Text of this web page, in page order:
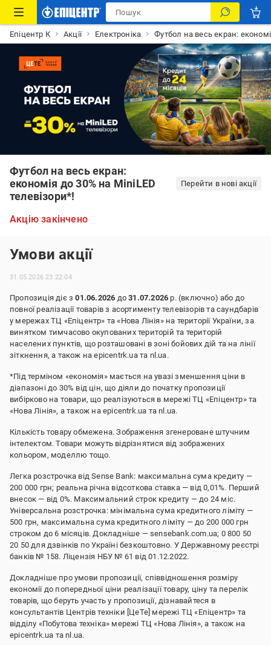
Епіцентр К Акції Електроніка Футбол на весь екран:
Футбол на весь екран:
економія до 30% на MiniLED
телевізори*!
Перейти в нові акції
Акцію закінчено
Умови акції
31.05.2026 23:22:04
Пропозиція діє з01.06.2026 до31.07.2026 р. (включно) або до
повної реалізації товарів з асортименту телевізорів та саундбарів
у мережах ТЦ «Епіцентр» та «Нова Лінія» на території України, за
винятком тимчасово окупованих територій та територій
населених пунктів, що розташовані в зоні бойових дій та на лінії
зіткнення, а також на epicentrk.ua та nl.ua.
*Під терміном «економія» мається на увазі зменшення ціни в
діапазоні до 30% від цін, що діяли до початку пропозиції
вибірково на товари, що реалізуються в мережі ТЦ «Епіцентр» та
«Нова Лінія», а також на epicentrk.ua та nl.ua.
Кількість товару обмежена. Зображення згенероване штучним
інтелектом. Товари можуть відрізнятися від зображених
кольором, моделлю тощо.
Легка розстрочка від Sense Bank: максимальна сума кредиту —
200 000 грн; реальна річна відсоткова ставка — від 0,01%. Перший
внесок — від 0%. Максимальний строк кредиту — до 24 міс.
Універсальна розстрочка: мінімальна сума кредитного ліміту —
500 грн, максимальна сума кредитного ліміту — до 200 000 грн
строком до 6 місяців. Докладніше — sensebank.com.ua; 0 800 50
20 50 для дзвінків по Україні безкоштовно. У Державному реєстрі
банків № 158. Ліцензія НБУ № 61 від 01.12.2022.
Докладніше про умови пропозиції, співвідношення розміру
економії до попередньої ціни реалізації товару, ціну та перелік
товарів, що беруть участь у пропозиції, дізнавайтеся в
консультантів Центрів техніки [ЦеТе] мережі ТЦ «Епіцентр» та
відділу «Побутова техніка» мережі ТЦ «Нова Лінія», а також на
epicentrk.ua та nl.ua.